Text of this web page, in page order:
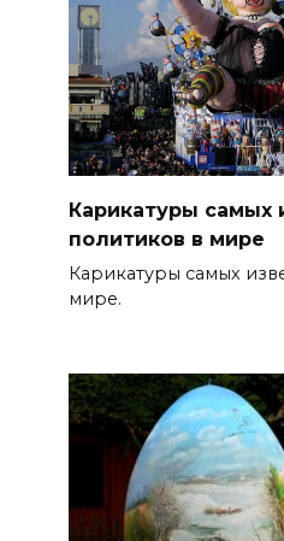
Карикатуры самых
политиков в мире
Карикатуры самых
мире.